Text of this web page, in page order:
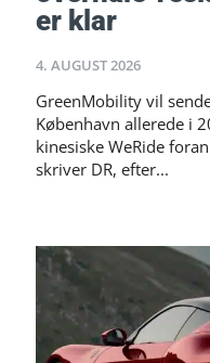
er klar
4. AUGUST 2026
GreenMobility vil
København allerede i
kinesiske WeRide foran
skriver DR, efter...